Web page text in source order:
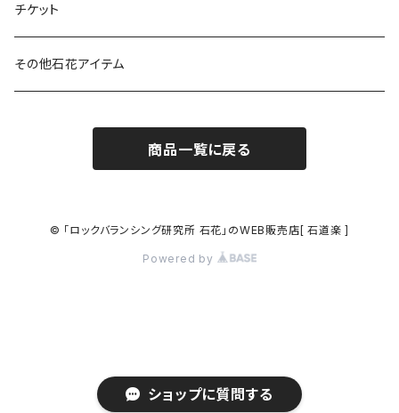
ショップに質問する
入門キット
チケット
その他石花アイテム
商品一覧に戻る
© 「ロックバランシング研究所 石花」のWEB販売店[ 石道楽 ]
Powered by